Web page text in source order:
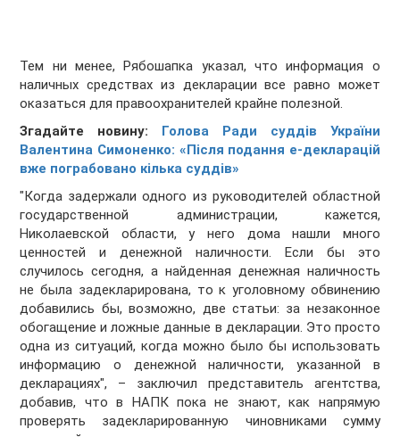
Тем ни менее, Рябошапка указал, что информация о
наличных средствах из декларации все равно может
оказаться для правоохранителей крайне полезной.
Згадайте новину: Голова Ради суддів України
Валентина Симоненко: «Після подання е-декларацій
вже пограбовано кілька суддів»
"Когда задержали одного из руководителей областной
государственной администрации, кажется,
Николаевской области, у него дома нашли много
ценностей и денежной наличности. Если бы это
случилось сегодня, а найденная денежная наличность
не была задекларирована, то к уголовному обвинению
добавились бы, возможно, две статьи: за незаконное
обогащение и ложные данные в декларации. Это просто
одна из ситуаций, когда можно было бы использовать
информацию о денежной наличности, указанной в
декларациях", – заключил представитель агентства,
добавив, что в НАПК пока не знают, как напрямую
проверять задекларированную чиновниками сумму